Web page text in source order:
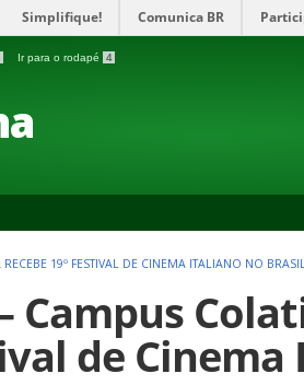
Simplifique! Comunica BR
Ir para o rodapé 4
19º FESTIVAL DE CINEMA ITALIANO NO
Campus
de